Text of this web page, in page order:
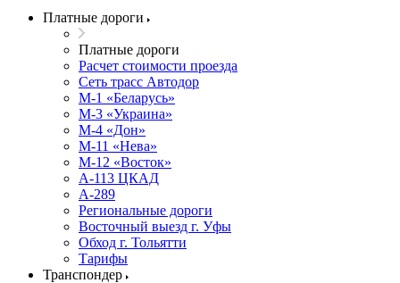
Платные дороги
Платные дороги
Расчет стоимости проезда
Сеть трасс Автодор
М-1 «Беларусь»
М-3 «Украина»
М-4 «Дон»
М-11 «Нева»
М-12 «Восток»
А-113 ЦКАД
А-289
Региональные дороги
Восточный выезд г. Уфы
Обход г. Тольятти
Тарифы
Транспондер